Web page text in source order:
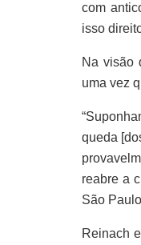
com
isso
Na visão
uma vez
queda
reabre a
São
Reinach